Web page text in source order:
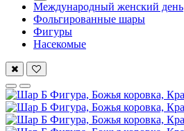
Международный женский день
Фольгированные шары
Фигуры
Насекомые